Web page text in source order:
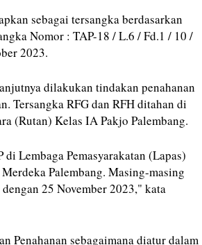
sebagai tersangka berdasarkan
Nomor : TAP-18 / L.6 / Fd.1 / 10 /
2023.
dilakukan tindakan penahanan
Tersangka RFG dan RFH ditahan di
(Rutan) Kelas IA Pakjo Palembang.
Lembaga Pemasyarakatan (Lapas)
Palembang. Masing-masing
25 November 2023," kata
Penahanan sebagaimana diatur dalam